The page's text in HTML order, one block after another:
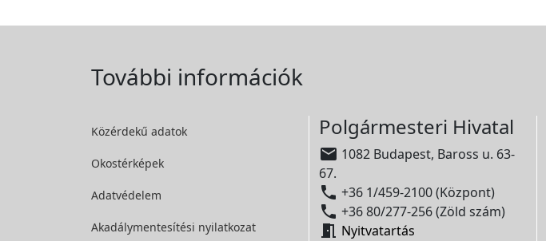
További információk
Közérdekű adatok
Okostérképek
Adatvédelem
Akadálymentesítési nyilatkozat
Polgármesteri Hivatal
 1082 Budapest, Baross u. 63-
67.
 +36 1/459-2100 (Központ)
 +36 80/277-256 (Zöld szám)
 Nyitvatartás